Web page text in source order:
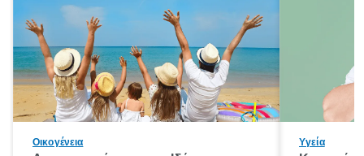
Οικογένεια Υγεία